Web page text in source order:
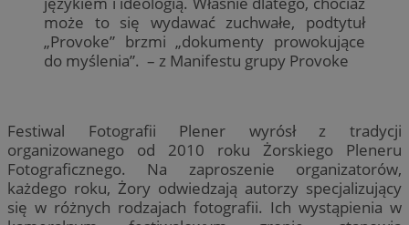
może to się wydawać zuchwałe, podtytuł
„Provoke” brzmi „dokumenty prowokujące
do myślenia”. – z Manifestu grupy Provoke
Festiwal Fotografii Plener wyrósł z tradycji
organizowanego od 2010 roku Żorskiego Pleneru
Fotograficznego. Na zaproszenie organizatorów,
każdego roku, Żory odwiedzają autorzy specjalizujący
się w różnych rodzajach fotografii. Ich wystąpienia w